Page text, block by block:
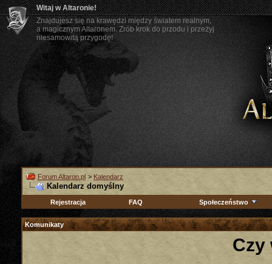
Witaj w Altaronie!
Znajdujesz się na krawędzi między światem realnym,
a magicznym Altaronem. Zrób krok do przodu i przeżyj
niesamowitą przygodę!
Forum Altaron.pl > Kalendarz
Kalendarz domyślny
Rejestracja FAQ Społeczeństwo
Komunikaty
Czy